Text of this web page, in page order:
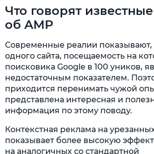
Что говорят
об AMP
Современные реалии показывают,
одного сайта, посещаемость на
поисковика Google в 100 уников,
недостаточным показателем.
приходится перенимать чужой
представлена интересная и
информация по этому поводу.
Контекстная реклама на
показывает более высокую
на аналогичных со стандартной